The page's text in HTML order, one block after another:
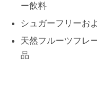
ー飲料
シュガーフリーお
天然フルーツフレ
品